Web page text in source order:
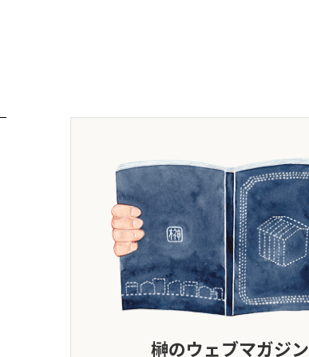
榊のウェブマガジン